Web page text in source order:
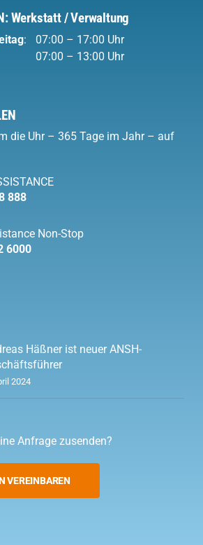
Werkstatt / Verwaltung
:
07:00 – 17:00 Uhr
07:00 – 13:00 Uhr
die Uhr – 365 Tage im Jahr – auf
888
Non-Stop
6000
Häßner ist neuer ANSH-
2024
Anfrage zusenden?
VEREINBAREN